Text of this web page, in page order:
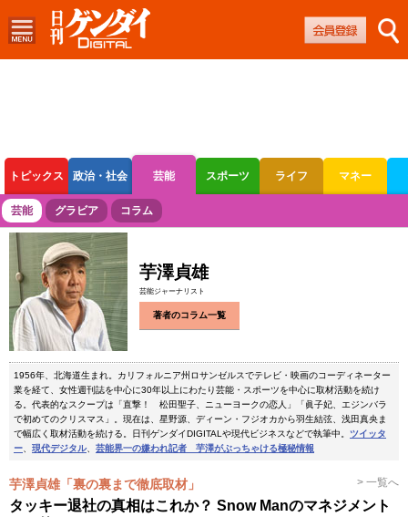
トピックス 政治・社会 芸能 スポーツ ライフ マネー
ボートレース 競輪 オートレース
芸能 グラビア コラム
芋澤貞雄
芸能ジャーナリスト
著者のコラム一覧
1956年、北海道生まれ。カリフォルニア州ロサンゼルスでテレビ・映画のコーディネーター
業を経て、女性週刊誌を中心に30年以上にわたり芸能・スポーツを中心に取材活動を続け
る。代表的なスクープは「直撃！ 松田聖子、ニューヨークの恋人」「眞子妃、エジンバラ
で初めてのクリスマス」。現在は、星野源、ディーン・フジオカから羽生結弦、浅田真央ま
で幅広く取材活動を続ける。日刊ゲンダイDIGITALや現代ビジネスなどで執筆中。 ツイッタ
ー
現代デジタル、 芸能界一の嫌われ記者 芋澤がぶっちゃける極秘情報
芋澤貞雄「裏の裏まで徹底取材」 > 一覧へ
タッキー退社の真相はこれか？ Snow Manのマネジメント